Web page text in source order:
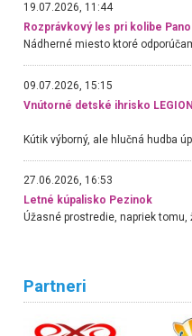
19.07.2026, 11:44
Rozprávkový les pri kolibe
09.07.2026, 15:15
Vnútorné detské ihrisko
27.06.2026, 16:53
Letné kúpalisko Pezinok
Partneri